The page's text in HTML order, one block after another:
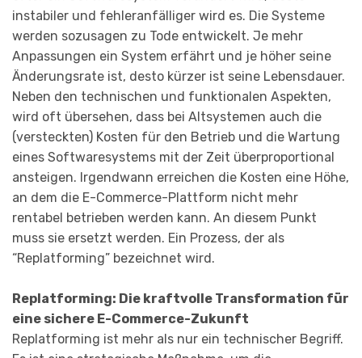
instabiler und fehleranfälliger wird es. Die Systeme
werden sozusagen zu Tode entwickelt. Je mehr
Anpassungen ein System erfährt und je höher seine
Änderungsrate ist, desto kürzer ist seine Lebensdauer.
Neben den technischen und funktionalen Aspekten,
wird oft übersehen, dass bei Altsystemen auch die
(versteckten) Kosten für den Betrieb und die Wartung
eines Softwaresystems mit der Zeit überproportional
ansteigen. Irgendwann erreichen die Kosten eine Höhe,
an dem die E-Commerce-Plattform nicht mehr
rentabel betrieben werden kann. An diesem Punkt
muss sie ersetzt werden. Ein Prozess, der als
“Replatforming” bezeichnet wird.
Replatforming: Die kraftvolle Transformation für
eine sichere E-Commerce-Zukunft
Replatforming ist mehr als nur ein technischer Begriff.